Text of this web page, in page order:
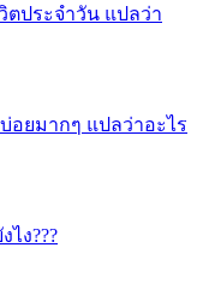
วิตประจำวัน แปลว่า
อบ่อยมากๆ แปลว่าอะไร
ไง???